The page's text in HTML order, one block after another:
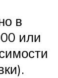
в
или